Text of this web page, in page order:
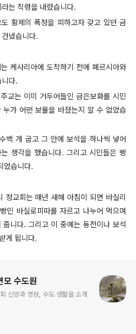
는 칙령을 내렸습니다.
황제의 폭정을 피하고자 갖고 있던 금
넸습니다.
케사리아에 도착하기 전에 페르시아와
다.
교는 이미 거두어들인 금은보화를 시민
누가 어떤 보물을 바쳤는지 알 수 없었습
백 개 굽고 그 안에 보석을 하나씩 넣어
생각을 했습니다. 그리고 시민들은 빵
었습니다.
정교회는 매년 새해 아침이 되면 바실리
인 바실로피따를 자르고 나누어 먹으며
니다. 그리고 이 중에는 동전이나 보석
게 됩니다.
모 수도원
신앙과 영성, 수도 생활을 소개